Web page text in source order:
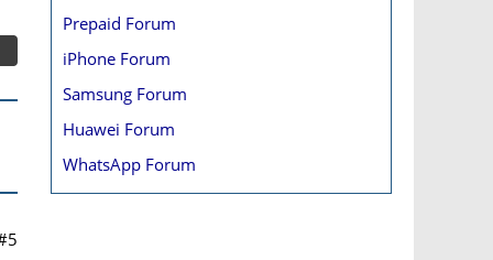
Prepaid Forum
iPhone Forum
Samsung Forum
Huawei Forum
WhatsApp Forum